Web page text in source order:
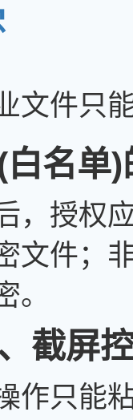
文件只
名单
，授权
文件；
。
截屏
作只能